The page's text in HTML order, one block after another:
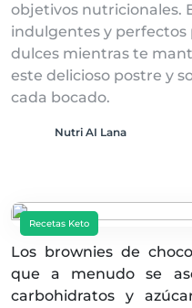
objetivos nutricionales.
indulgentes y
dulces mientras te
este delicioso postre y
cada bocado.
Nutri AI Lana
Recetas Keto
Los brownies de
que a menudo se
carbohidratos y